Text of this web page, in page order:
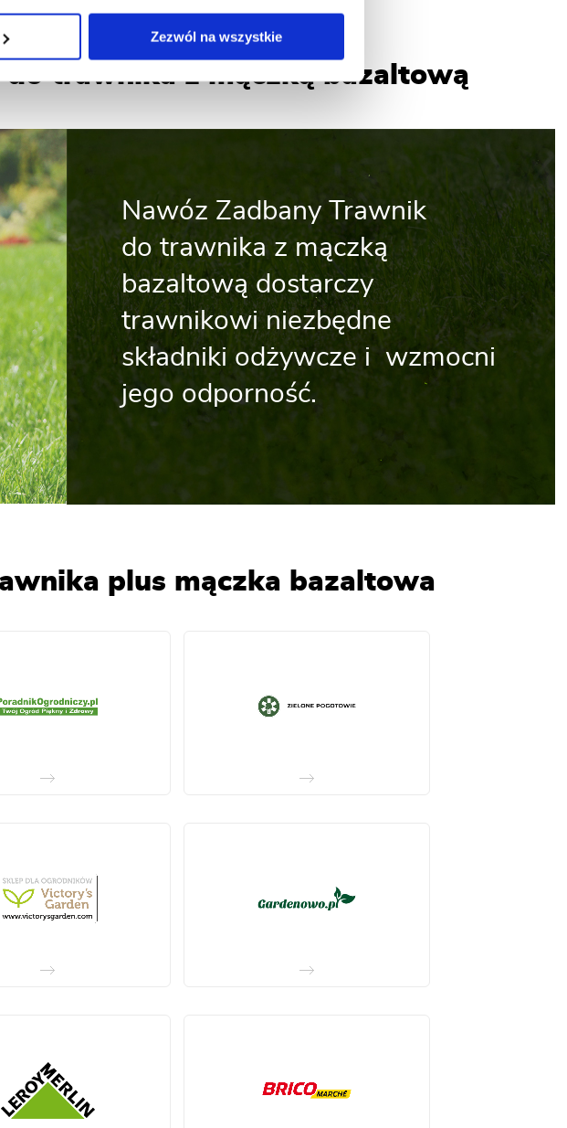
Zezwól na wszystkie
do trawnika z mączką bazaltową
Nawóz Zadbany Trawnik
do trawnika z mączką
bazaltową dostarczy
trawnikowi niezbędne
składniki odżywcze i wzmocni
jego odporność.
plus mączka bazaltowa